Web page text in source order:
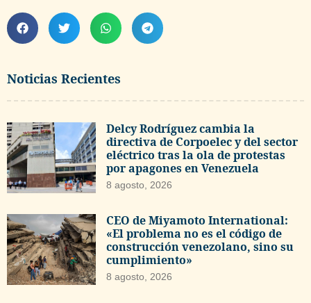
Noticias Recientes
Delcy Rodríguez cambia la
directiva de Corpoelec y del sector
eléctrico tras la ola de protestas
por apagones en Venezuela
8 agosto, 2026
CEO de Miyamoto International:
«El problema no es el código de
construcción venezolano, sino su
cumplimiento»
8 agosto, 2026